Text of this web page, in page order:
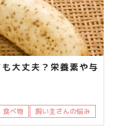
大丈夫？栄養素や与
食べ物 飼い主さんの悩み